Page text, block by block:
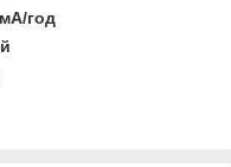
год